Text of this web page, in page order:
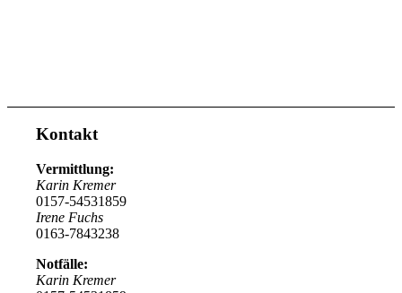
Kontakt
Vermittlung:
Karin Kremer
0157-54531859
Irene Fuchs
0163-7843238
Notfälle:
Karin Kremer